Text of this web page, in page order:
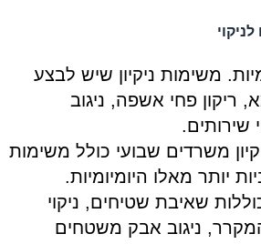
משימות ניקיון שיש לבצע
ריקון פחי אשפה, ניגוב
שירותים.
משרדים שבועי כולל משימות
יותר מאלו היומיומיות.
שאיבת שטיחים, ניקוי
המקרר, ניגוב אבק משטחים